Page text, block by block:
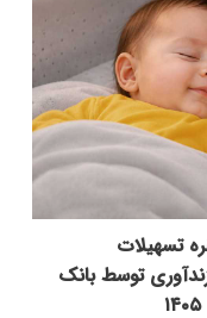
۳ هزار و ۸۸۷ فقره تسهیلات
توسط بانک